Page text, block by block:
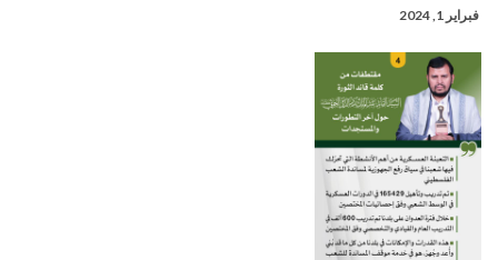
فبراير 1, 2024